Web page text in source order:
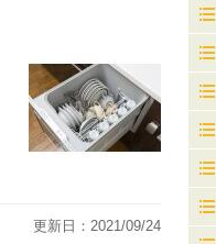
更新日：2021/09/24